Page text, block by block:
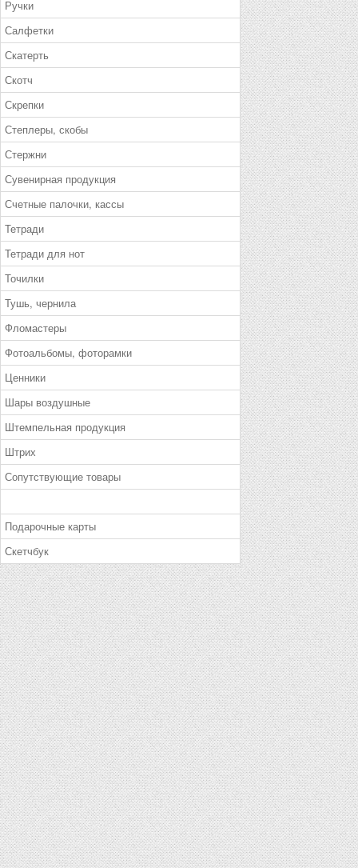
Ручки
Салфетки
Скатерть
Скотч
Скрепки
Степлеры, скобы
Стержни
Сувенирная продукция
Счетные палочки, кассы
Тетради
Тетради для нот
Точилки
Тушь, чернила
Фломастеры
Фотоальбомы, фоторамки
Ценники
Шары воздушные
Штемпельная продукция
Штрих
Сопутствующие товары
Подарочные карты
Скетчбук